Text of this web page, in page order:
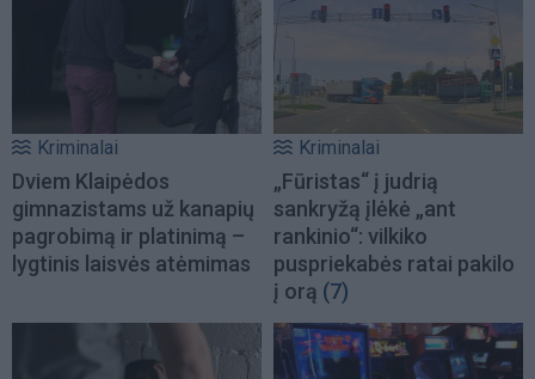
Kriminalai
Dviem Klaipėdos
gimnazistams už kanapių
pagrobimą ir platinimą –
lygtinis laisvės atėmimas
Kriminalai
„Fūristas“ į judrią
sankryžą įlėkė „ant
rankinio“: vilkiko
puspriekabės ratai pakilo
į orą (7)